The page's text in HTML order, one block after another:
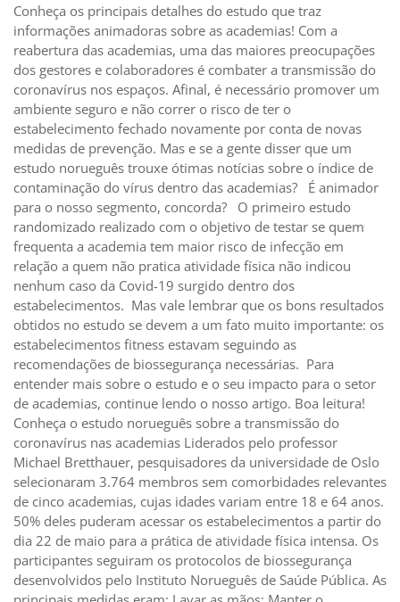
Conheça os principais detalhes do estudo que traz
informações animadoras sobre as academias! Com a
reabertura das academias, uma das maiores preocupações
dos gestores e colaboradores é combater a transmissão do
coronavírus nos espaços. Afinal, é necessário promover um
ambiente seguro e não correr o risco de ter o
estabelecimento fechado novamente por conta de novas
medidas de prevenção. Mas e se a gente disser que um
estudo norueguês trouxe ótimas notícias sobre o índice de
contaminação do vírus dentro das academias? É animador
para o nosso segmento, concorda? O primeiro estudo
randomizado realizado com o objetivo de testar se quem
frequenta a academia tem maior risco de infecção em
relação a quem não pratica atividade física não indicou
nenhum caso da Covid-19 surgido dentro dos
estabelecimentos. Mas vale lembrar que os bons resultados
obtidos no estudo se devem a um fato muito importante: os
estabelecimentos fitness estavam seguindo as
recomendações de biossegurança necessárias. Para
entender mais sobre o estudo e o seu impacto para o setor
de academias, continue lendo o nosso artigo. Boa leitura!
Conheça o estudo norueguês sobre a transmissão do
coronavírus nas academias Liderados pelo professor
Michael Bretthauer, pesquisadores da universidade de Oslo
selecionaram 3.764 membros sem comorbidades relevantes
de cinco academias, cujas idades variam entre 18 e 64 anos.
50% deles puderam acessar os estabelecimentos a partir do
dia 22 de maio para a prática de atividade física intensa. Os
participantes seguiram os protocolos de biossegurança
desenvolvidos pelo Instituto Norueguês de Saúde Pública. As